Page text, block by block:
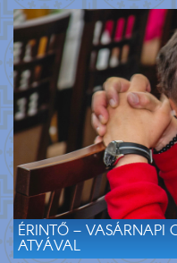
ÉRINTŐ – VASÁRNAPI
ATYÁVAL